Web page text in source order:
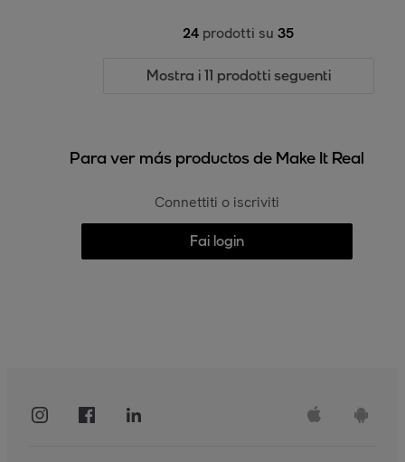
24 prodotti su 35
Mostra i 11 prodotti seguenti
Para ver más productos de Make It Real
Connettiti o iscriviti
Fai login